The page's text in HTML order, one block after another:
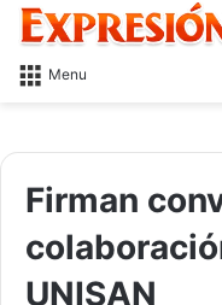
Menu
Firman
UNISAN